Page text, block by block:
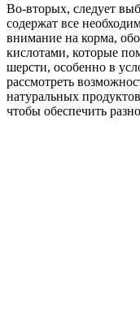
Во-вторых, следует
содержат все
внимание на корма,
кислотами, которые
шерсти, особенно в
рассмотреть
натуральных
чтобы обеспечить